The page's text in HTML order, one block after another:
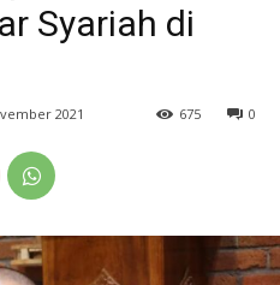
Syariah di
2021 0
675